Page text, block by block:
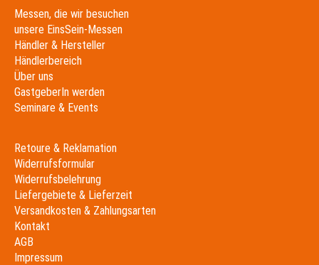
Messen, die wir besuchen
unsere EinsSein-Messen
Händler & Hersteller
Händlerbereich
Über uns
GastgeberIn werden
Seminare & Events
Retoure & Reklamation
Widerrufsformular
Widerrufsbelehrung
Liefergebiete & Lieferzeit
Versandkosten & Zahlungsarten
Kontakt
AGB
Impressum